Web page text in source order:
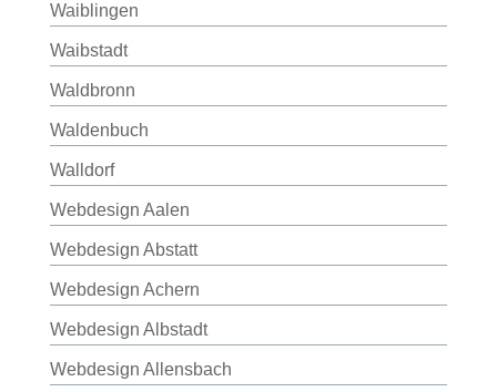
Waiblingen
Waibstadt
Waldbronn
Waldenbuch
Walldorf
Webdesign Aalen
Webdesign Abstatt
Webdesign Achern
Webdesign Albstadt
Webdesign Allensbach